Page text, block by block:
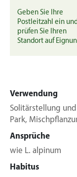
Geben Sie Ihre
Postleitzahl ein
prüfen Sie Ihren
Standort auf
Verwendung
Solitärstellung
Park,
Ansprüche
wie L. alpinum
Habitus